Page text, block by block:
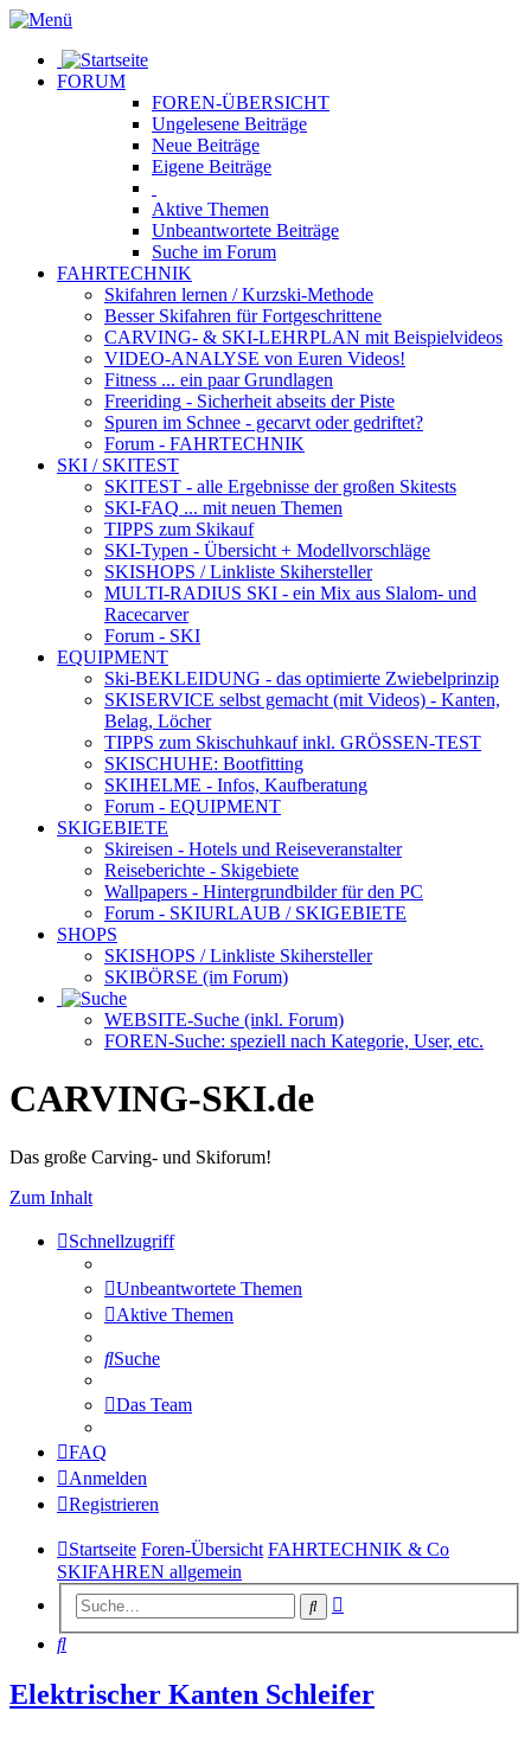
FORUM
FOREN-ÜBERSICHT
Ungelesene Beiträge
Neue Beiträge
Eigene Beiträge
Aktive Themen
Unbeantwortete Beiträge
Suche im Forum
FAHRTECHNIK
Skifahren lernen / Kurzski-Methode
Besser Skifahren für Fortgeschrittene
CARVING- & SKI-LEHRPLAN mit Beispielvideos
VIDEO-ANALYSE von Euren Videos!
Fitness ... ein paar Grundlagen
Freeriding - Sicherheit abseits der Piste
Spuren im Schnee - gecarvt oder gedriftet?
Forum - FAHRTECHNIK
SKI / SKITEST
SKITEST - alle Ergebnisse der großen Skitests
SKI-FAQ ... mit neuen Themen
TIPPS zum Skikauf
SKI-Typen - Übersicht + Modellvorschläge
SKISHOPS / Linkliste Skihersteller
MULTI-RADIUS SKI - ein Mix aus Slalom- und
Racecarver
Forum - SKI
EQUIPMENT
Ski-BEKLEIDUNG - das optimierte Zwiebelprinzip
SKISERVICE selbst gemacht (mit Videos) - Kanten,
Belag, Löcher
TIPPS zum Skischuhkaufinkl. GRÖSSEN-TEST
SKISCHUHE: Bootfitting
SKIHELME - Infos, Kaufberatung
Forum - EQUIPMENT
SKIGEBIETE
Skireisen - Hotels und Reiseveranstalter
Reiseberichte - Skigebiete
Wallpapers - Hintergrundbilder für den PC
Forum - SKIURLAUB / SKIGEBIETE
SHOPS
SKISHOPS / Linkliste Skihersteller
SKIBÖRSE (im Forum)
WEBSITE-Suche (inkl. Forum)
FOREN-Suche: speziell nach Kategorie, User, etc.
CARVING-SKI.de
Das große Carving- und Skiforum!
Zum Inhalt
Schnellzugriff
Unbeantwortete Themen
Aktive Themen
Suche
Das Team
FAQ
Anmelden
Registrieren
Startseite Foren-Übersicht FAHRTECHNIK & Co
SKIFAHREN allgemein
Suche
Suche
Elektrischer Kanten Schleifer